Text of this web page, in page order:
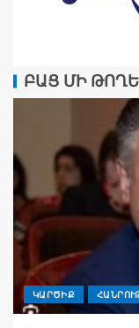
ԲԱՑ ՄԻ
ԿԱՐԾԻՔ